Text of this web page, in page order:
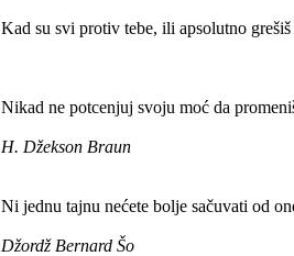
Kad su svi protiv tebe, ili apsolutno
Nikad ne potcenjuj svoju moć da
H. Džekson Braun
Ni jednu tajnu nećete bolje sačuvati od
Džordž Bernard Šo